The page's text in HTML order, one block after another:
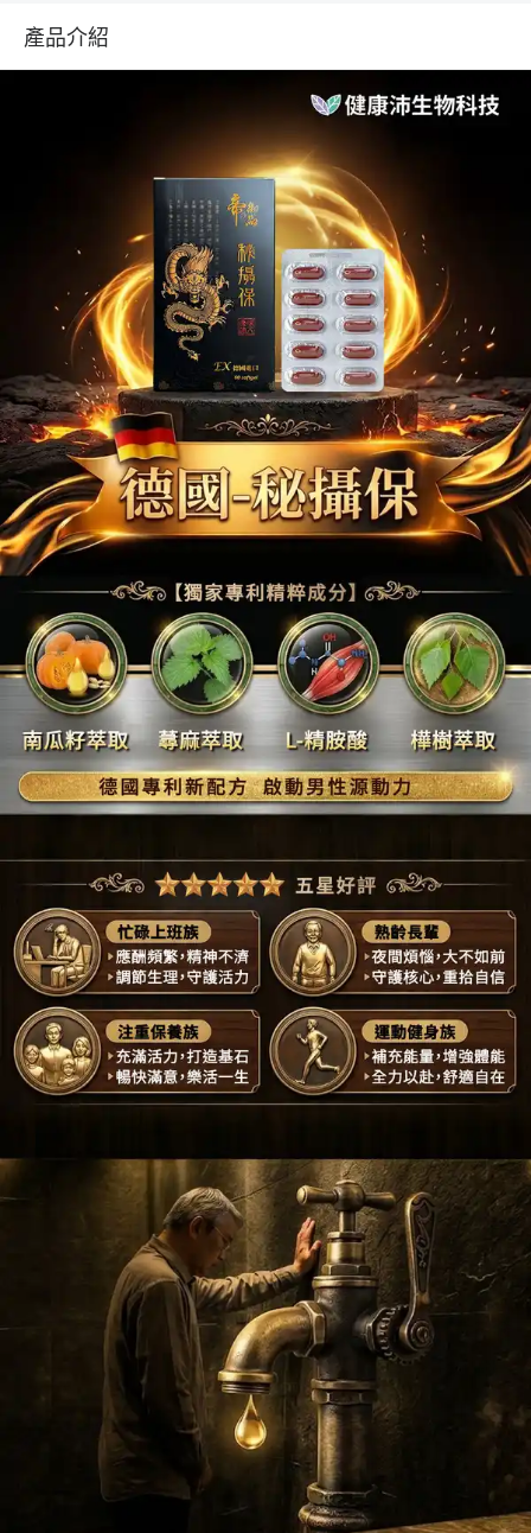
產品介紹